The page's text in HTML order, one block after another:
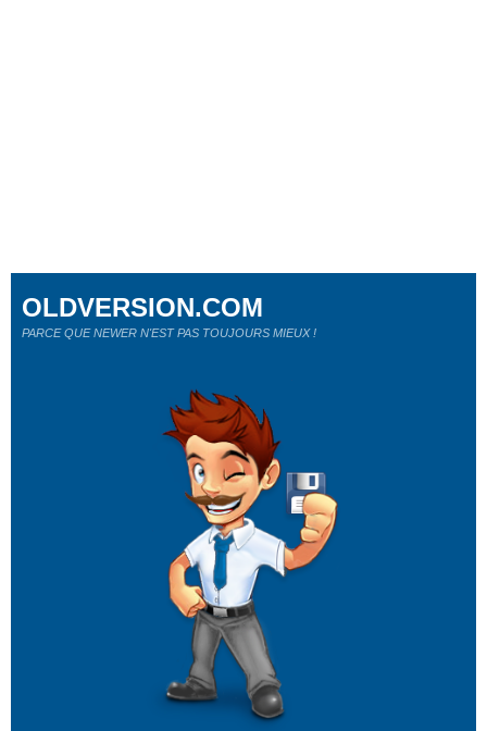
OLDVERSION.COM
PARCE QUE NEWER N'EST PAS TOUJOURS MIEUX !